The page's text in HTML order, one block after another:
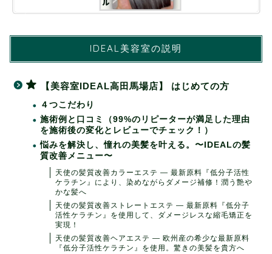
IDEAL美容室の説明
【美容室IDEAL高田馬場店】 はじめての方
４つこだわり
施術例と口コミ（99%のリピーターが満足した理由
を施術後の変化とレビューでチェック！）
悩みを解決し、憧れの美髪を叶える。〜IDEALの髪
質改善メニュー〜
天使の髪質改善カラーエステ ― 最新原料『低分子活性
ケラチン』により、染めながらダメージ補修！潤う艶や
かな髪へ
天使の髪質改善ストレートエステ ― 最新原料『低分子
活性ケラチン』を使用して、ダメージレスな縮毛矯正を
実現！
天使の髪質改善ヘアエステ ― 欧州産の希少な最新原料
『低分子活性ケラチン』を使用。驚きの美髪を貴方へ